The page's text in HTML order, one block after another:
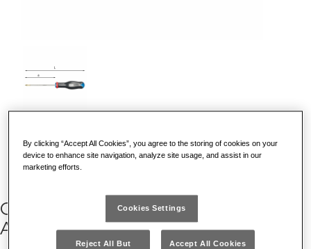
GIRAVITI PER VITI CON IMPRONTA
A CROCE POZIDRIV®-SUPADRIV®
By clicking “Accept All Cookies”, you agree to the storing of cookies on your
device to enhance site navigation, analyze site usage, and assist in our
marketing efforts.
Cookies Settings
Reject All But
Accept All Cookies